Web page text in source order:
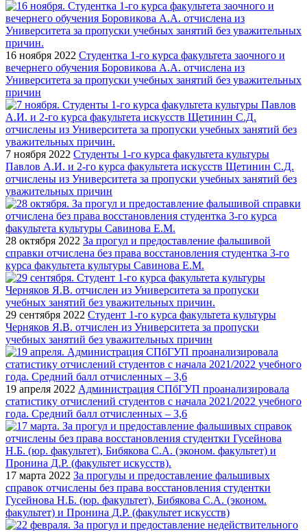
16 ноября 2022 Студентка 1-го курса факультета заочного и
вечернего обучения Боровикова А.А. отчислена из
Университета за пропуски учебных занятий без уважительных
причин
7 ноября 2022 Студенты 1-го курса факультета культуры
Павлов А.И. и 2-го курса факультета искусств Щетинин С.Д.
отчислены из Университета за пропуски учебных занятий без
уважительных причин
28 октября 2022 За прогул и предоставление фальшивой
справки отчислена без права восстановления студентка 3-го
курса факультета культуры Савинова Е.М.
29 сентября 2022 Студент 1-го курса факультета культуры
Черняков Я.В. отчислен из Университета за пропуски
учебных занятий без уважительных причин
19 апреля 2022 Администрация СПбГУП проанализировала
статистику отчислений студентов с начала 2021/2022 учебного
года. Средний балл отчисленных – 3,6
17 марта 2022 За прогулы и предоставление фальшивых
справок отчислены без права восстановления студентки
Гусейнова Н.Б. (юр. факультет), Бибякова С.А. (эконом.
факультет) и Пронина Д.Р. (факультет искусств)